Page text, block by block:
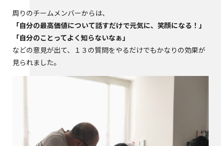
周りのチームメンバーからは、
「自分の最高価値について話すだけで元気に、笑顔になる！」
「自分のことってよく知らないなぁ」
などの意見が出て、１３の質問をやるだけでもかなりの効果が
見られました。